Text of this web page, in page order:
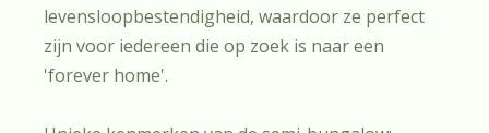
levensloopbestendigheid, waardoor ze perfect
zijn voor iedereen die op zoek is naar een
'forever home'.